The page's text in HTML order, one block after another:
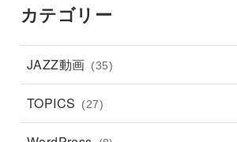
カテゴリー
JAZZ動画 (35)
TOPICS (27)